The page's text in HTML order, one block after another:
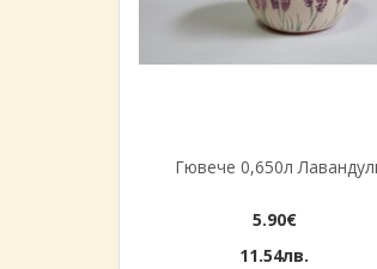
Гювече 0,650л
5.90€
11.54лв.